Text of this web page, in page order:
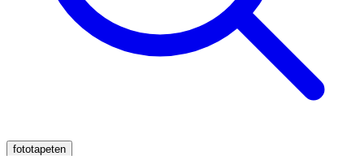
fototapeten